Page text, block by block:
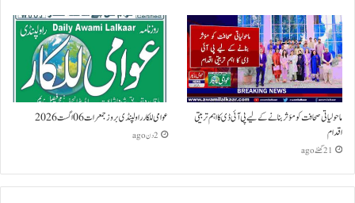
ماحولیاتی صحافت کو مؤثر بنانے کے لیے پی آئی ڈی کا اہم تربیتی
اقدام
21 گھنٹے ago
عوامی للکار راولپنڈی بروز جمعرات 06 اگست 2026
2 دن ago